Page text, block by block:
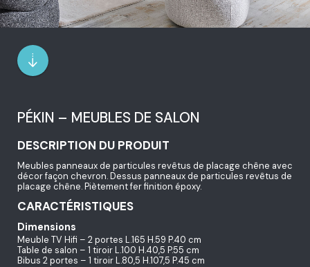
PÉKIN – MEUBLES DE SALON
DESCRIPTION DU PRODUIT
Meubles panneaux de particules revêtus de placage chêne avec
décor façon chevron. Dessus panneaux de particules revêtus de
placage chêne. Piètement fer finition époxy.
CARACTÉRISTIQUES
Dimensions
Meuble TV Hifi – 2 portes L.165 H.59 P.40 cm
Table de salon – 1 tiroir L.100 H.40,5 P.55 cm
Bibus 2 portes – 1 tiroir L.80,5 H.107,5 P.45 cm